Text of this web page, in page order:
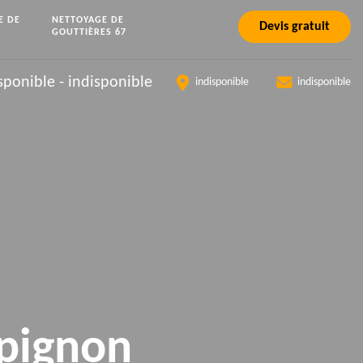
DE
NETTOYAGE DE
GOUTTIÈRES 67
Devis gratuit
- indisponible indisponible indisponible